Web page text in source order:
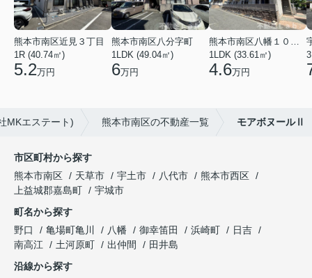
熊本市南区近見３丁目
1R (40.74㎡)
5.2万円
熊本市南区八分字町
1LDK (49.04㎡)
6万円
熊本市南区八幡１０丁目
1LDK (33.61㎡)
4.6万円
MKエステート) 熊本市南区の不動産一覧 モアボヌールⅡ
市区町村から探す
熊本市南区
天草市 宇土市 八代市
熊本市西区
上益城郡嘉島町
宇城市
町名から探す
野口
亀場町亀川 八幡 御幸笛田 浜崎町
日吉
南高江
土河原町 出仲間
田井島
沿線から探す